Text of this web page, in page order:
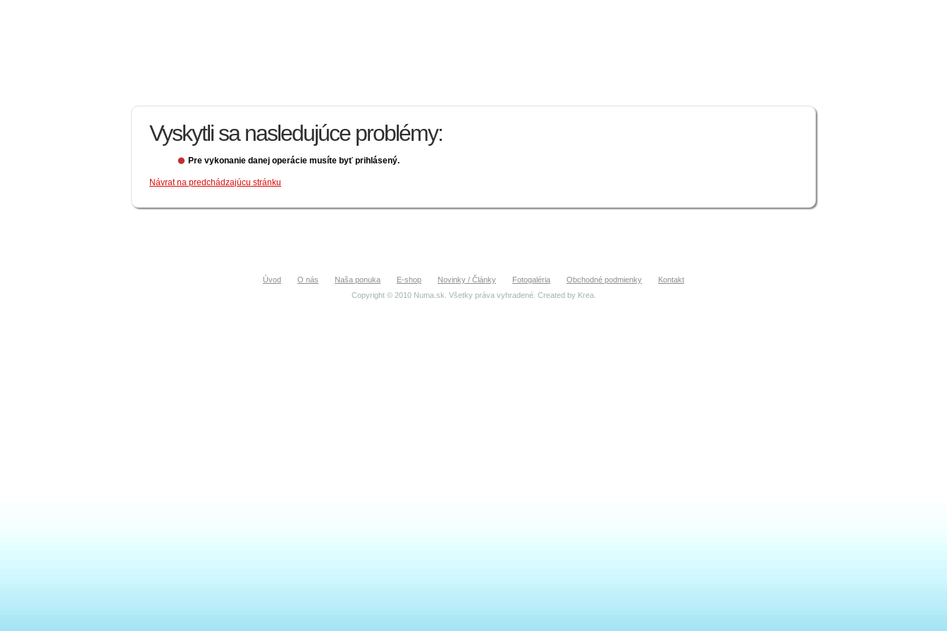
Vyskytli sa nasledujúce problémy:
Pre vykonanie danej operácie musíte byť prihlásený.
Návrat na predchádzajúcu stránku
Úvod O nás Naša ponuka E-shop Novinky / Články Fotogaléria Obchodné podmienky
Kontakt
Copyright © 2010 Numa.sk. Všetky práva vyhradené. Created by Krea.